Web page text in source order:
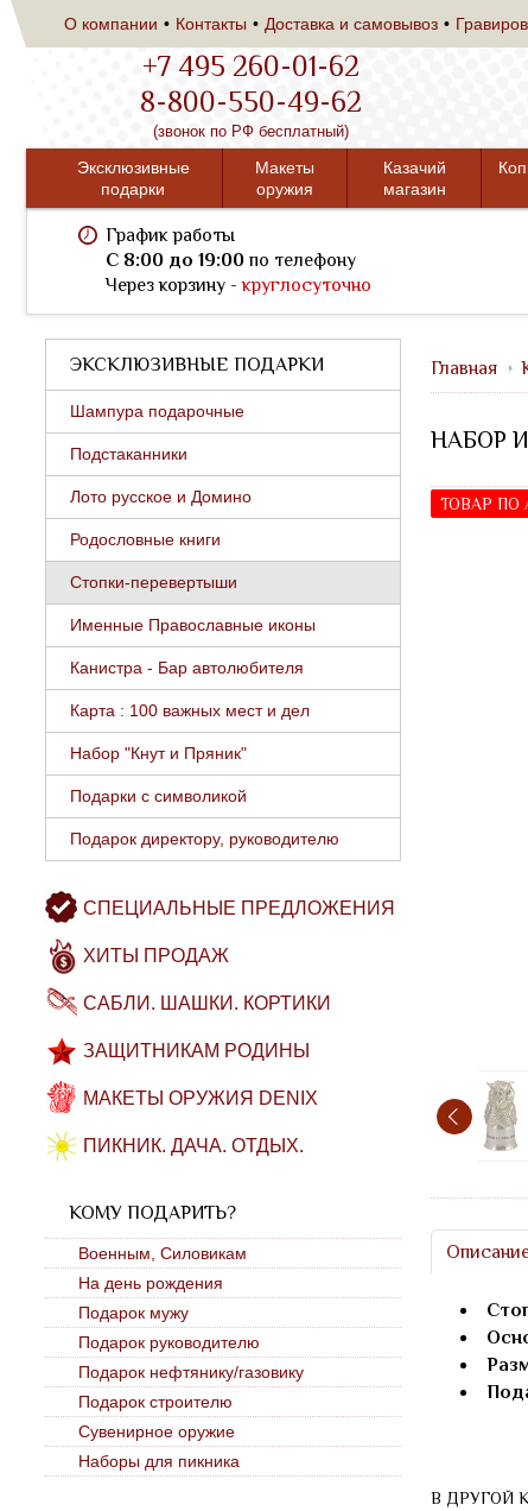
О компании Контакты Доставка и самовывоз
+7 495 260-01-62
8-800-550-49-62
(звонок по РФ бесплатный)
Эксклюзивные
подарки
Макеты
оружия
Казачий
магазин
График работы
C 8:00 до 19:00по телефону
Через корзину -круглосуточно
ЭКСКЛЮЗИВНЫЕ ПОДАРКИ
Шампура подарочные
Подстаканники
Лото русское и Домино
Родословные книги
Стопки-перевертыши
Именные Православные иконы
Канистра - Бар автолюбителя
Карта : 100 важных мест и дел
Набор "Кнут и Пряник"
Подарки с символикой
Подарок директору, руководителю
СПЕЦИАЛЬНЫЕ ПРЕДЛОЖЕНИЯ
ХИТЫ ПРОДАЖ
САБЛИ. ШАШКИ. КОРТИКИ
ЗАЩИТНИКАМ РОДИНЫ
МАКЕТЫ ОРУЖИЯ DENIX
ПИКНИК. ДАЧА. ОТДЫХ.
КОМУ ПОДАРИТЬ?
Военным, Силовикам
На день рождения
Подарок мужу
Подарок руководителю
Подарок нефтянику/газовику
Подарок строителю
Сувенирное оружие
Наборы для пикника
Главная
НАБОР
ТОВАР ПО
В ДРУГОЙ